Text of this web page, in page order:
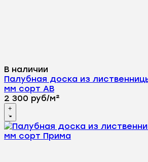
В наличии
Палубная доска из
мм сорт АВ
2 300 руб/м²
+